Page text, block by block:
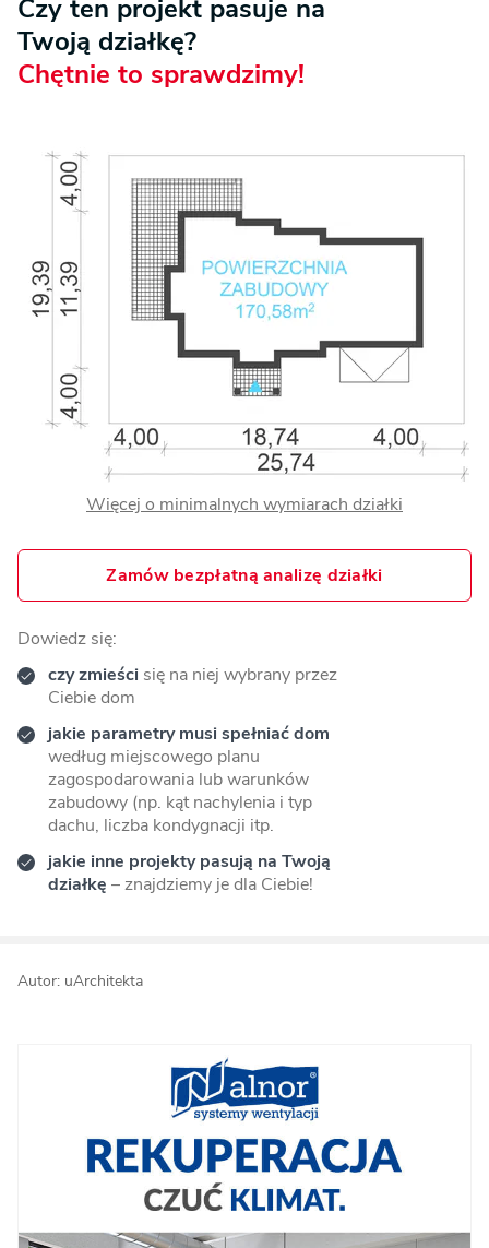
Czy ten projekt pasuje na
Twoją działkę?
Chętnie to sprawdzimy!
Więcej o minimalnych wymiarach działki
Zamów bezpłatną analizę działki
Dowiedz się:
czy zmieści się na niej wybrany przez
Ciebie dom
jakie parametry musi spełniać dom
według miejscowego planu
zagospodarowania lub warunków
zabudowy (np. kąt nachylenia i typ
dachu, liczba kondygnacji itp.
jakie inne projekty pasują na Twoją
działkę – znajdziemy je dla Ciebie!
Autor: uArchitekta